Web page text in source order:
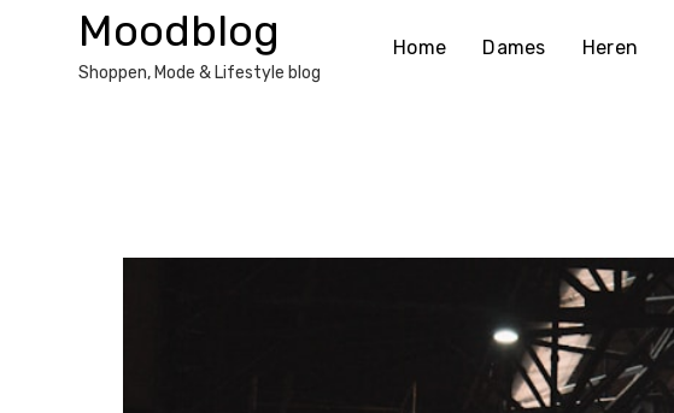
Moodblog
Shoppen, Mode & Lifestyle blog
Home Dames Heren